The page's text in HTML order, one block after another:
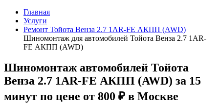
Главная
Услуги
Ремонт Тойота Венза 2.7 1AR-FE АКПП (AWD)
Шиномонтаж для автомобилей Тойота Венза 2.7 1AR-
FE АКПП (AWD)
Шиномонтаж автомобилей Тойота
Венза 2.7 1AR-FE АКПП (AWD) за 15
минут по цене от 800 ₽ в Москве